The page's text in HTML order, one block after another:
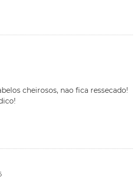
cheirosos, nao fica ressecado!